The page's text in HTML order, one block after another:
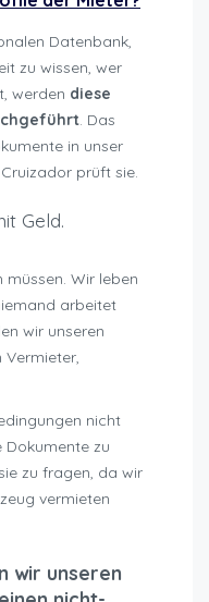
Datenbank,
zu wissen, wer
werden diese
. Das
in unser
prüft sie.
Geld.
müssen. Wir leben
arbeitet
wir unseren
nicht
Dokumente zu
zu fragen, da wir
vermieten
wir unseren